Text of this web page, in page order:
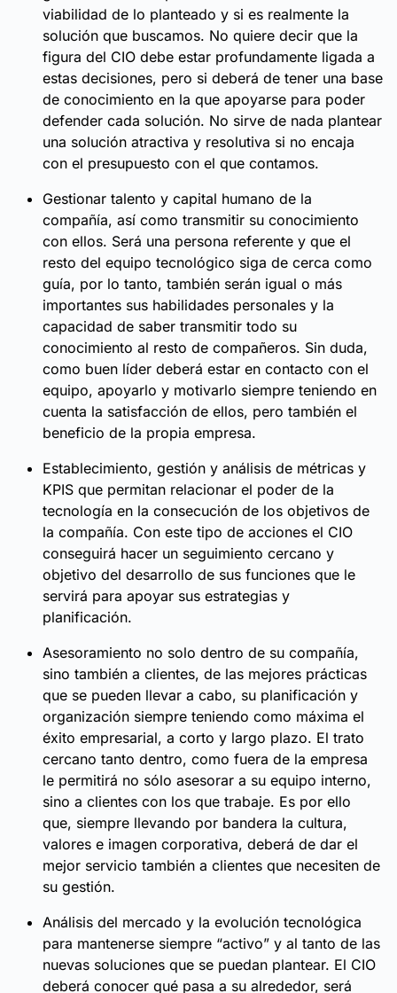
viabilidad de lo planteado y si es realmente la
solución que buscamos. No quiere decir que la
figura del CIO debe estar profundamente ligada a
estas decisiones, pero si deberá de tener una base
de conocimiento en la que apoyarse para poder
defender cada solución. No sirve de nada plantear
una solución atractiva y resolutiva si no encaja
con el presupuesto con el que contamos.
Gestionar talento y capital humano de la
compañía, así como transmitir su conocimiento
con ellos. Será una persona referente y que el
resto del equipo tecnológico siga de cerca como
guía, por lo tanto, también serán igual o más
importantes sus habilidades personales y la
capacidad de saber transmitir todo su
conocimiento al resto de compañeros. Sin duda,
como buen líder deberá estar en contacto con el
equipo, apoyarlo y motivarlo siempre teniendo en
cuenta la satisfacción de ellos, pero también el
beneficio de la propia empresa.
Establecimiento, gestión y análisis de métricas y
KPIS que permitan relacionar el poder de la
tecnología en la consecución de los objetivos de
la compañía. Con este tipo de acciones el CIO
conseguirá hacer un seguimiento cercano y
objetivo del desarrollo de sus funciones que le
servirá para apoyar sus estrategias y
planificación.
Asesoramiento no solo dentro de su compañía,
sino también a clientes, de las mejores prácticas
que se pueden llevar a cabo, su planificación y
organización siempre teniendo como máxima el
éxito empresarial, a corto y largo plazo. El trato
cercano tanto dentro, como fuera de la empresa
le permitirá no sólo asesorar a su equipo interno,
sino a clientes con los que trabaje. Es por ello
que, siempre llevando por bandera la cultura,
valores e imagen corporativa, deberá de dar el
mejor servicio también a clientes que necesiten de
su gestión.
Análisis del mercado y la evolución tecnológica
para mantenerse siempre “activo” y al tanto de las
nuevas soluciones que se puedan plantear. El CIO
deberá conocer qué pasa a su alrededor, será